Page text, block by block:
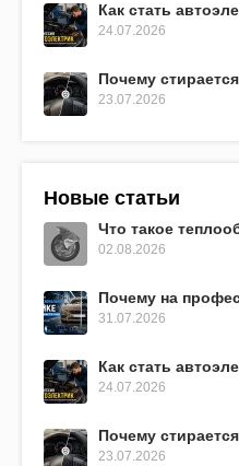
Как стать
24.07.2026
Почему
23.07.2026
Новые статьи
Что такое
02.08.2026
Почему на
31.07.2026
Как стать
24.07.2026
Почему
23.07.2026